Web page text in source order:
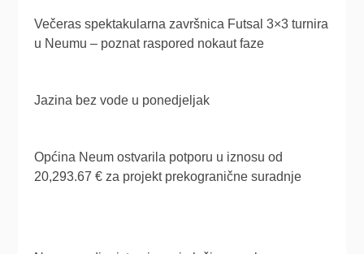
Večeras spektakularna završnica Futsal 3×3 turnira
u Neumu – poznat raspored nokaut faze
Jazina bez vode u ponedjeljak
Općina Neum ostvarila potporu u iznosu od
20,293.67 € za projekt prekogranične suradnje